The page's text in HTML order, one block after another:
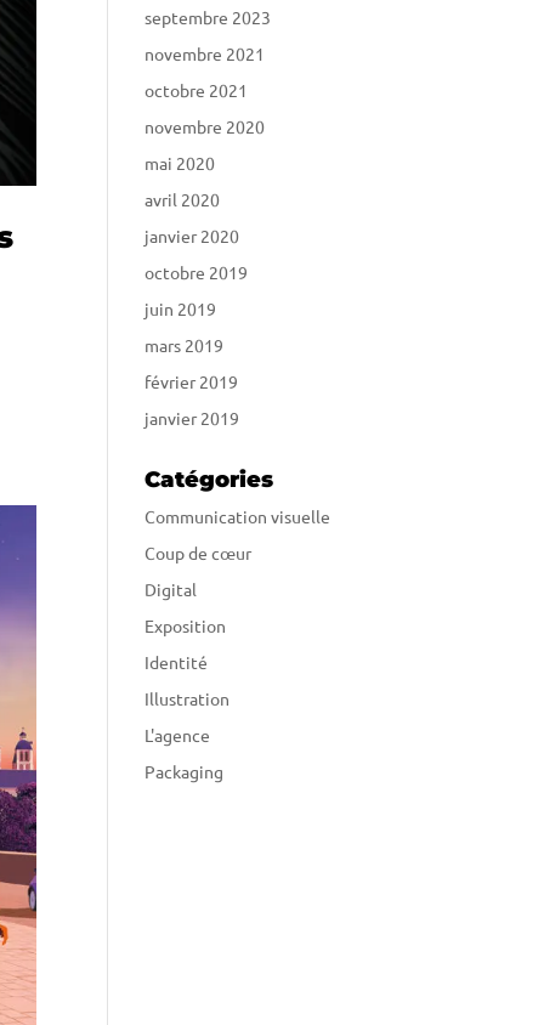
septembre 2023
novembre 2021
octobre 2021
novembre 2020
mai 2020
avril 2020
janvier 2020
octobre 2019
juin 2019
mars 2019
février 2019
janvier 2019
Catégories
Communication visuelle
Coup de cœur
Digital
Exposition
Identité
Illustration
L'agence
Packaging